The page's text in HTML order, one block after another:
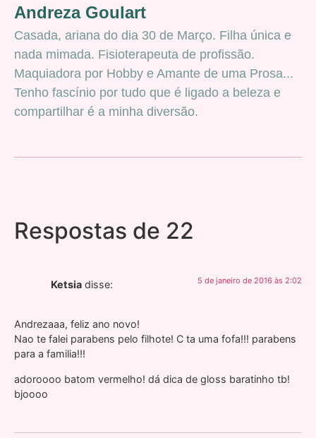
Andreza Goulart
Casada, ariana do dia 30 de Março. Filha única e
nada mimada. Fisioterapeuta de profissão.
Maquiadora por Hobby e Amante de uma Prosa...
Tenho fascínio por tudo que é ligado a beleza e
compartilhar é a minha diversão.
Respostas de 22
Ketsia disse: 5 de janeiro de 2016 às 2:02
Andrezaaa, feliz ano novo!
Nao te falei parabens pelo filhote! C ta uma fofa!!! parabens
para a familia!!!
adoroooo batom vermelho! dá dica de gloss baratinho tb!
bjoooo